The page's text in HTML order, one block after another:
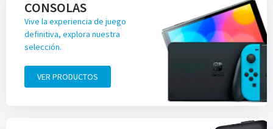
CONSOLAS
Vive la experiencia de juego
definitiva, explora nuestra
selección.
VER PRODUCTOS